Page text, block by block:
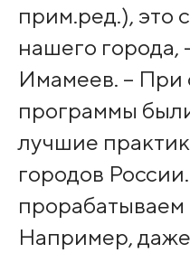
прим.ред.), это
нашего города,
Имамеев. – При
программы
лучшие
городов
Например,